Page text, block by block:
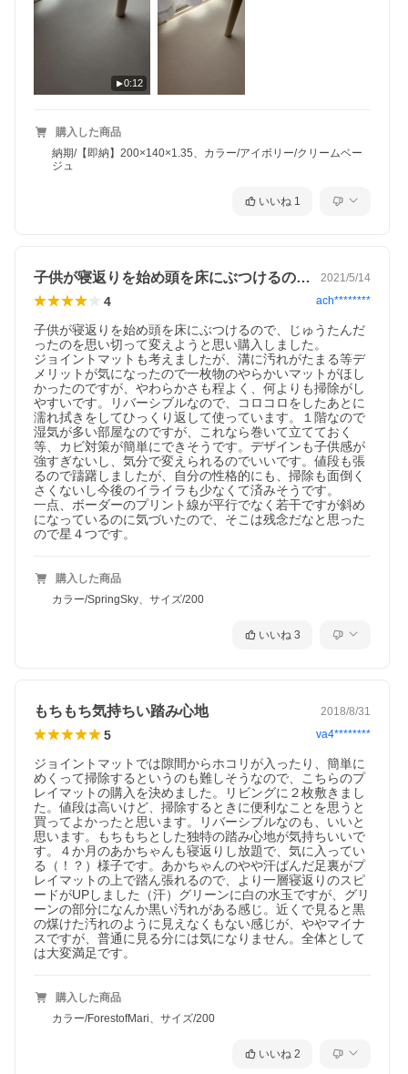
0:12
購入した商品
納期/【即納】200×140×1.35、カラー/アイボリー/クリームベー
ジュ
いいね 1
子供が寝返りを始め頭を床にぶつけるので… 2021/5/14
4 ach********
子供が寝返りを始め頭を床にぶつけるので、じゅうたんだ
ったのを思い切って変えようと思い購入しました。
ジョイントマットも考えましたが、溝に汚れがたまる等デ
メリットが気になったので一枚物のやらかいマットがほし
かったのですが、やわらかさも程よく、何よりも掃除がし
やすいです。リバーシブルなので、コロコロをしたあとに
濡れ拭きをしてひっくり返して使っています。１階なので
湿気が多い部屋なのですが、これなら巻いて立てておく
等、カビ対策が簡単にできそうです。デザインも子供感が
強すぎないし、気分で変えられるのでいいです。値段も張
るので躊躇しましたが、自分の性格的にも、掃除も面倒く
さくないし今後のイライラも少なくて済みそうです。
一点、ボーダーのプリント線が平行でなく若干ですが斜め
になっているのに気づいたので、そこは残念だなと思った
ので星４つです。
購入した商品
カラー/SpringSky、サイズ/200
いいね 3
もちもち気持ちい踏み心地 2018/8/31
5 va4********
ジョイントマットでは隙間からホコリが入ったり、簡単に
めくって掃除するというのも難しそうなので、こちらのプ
レイマットの購入を決めました。リビングに２枚敷きまし
た。値段は高いけど、掃除するときに便利なことを思うと
買ってよかったと思います。リバーシブルなのも、いいと
思います。もちもちとした独特の踏み心地が気持ちいいで
す。４か月のあかちゃんも寝返りし放題で、気に入ってい
る（！？）様子です。あかちゃんのやや汗ばんだ足裏がプ
レイマットの上で踏ん張れるので、より一層寝返りのスピ
ードがUPしました（汗）グリーンに白の水玉ですが、グリ
ーンの部分になんか黒い汚れがある感じ。近くで見ると黒
の煤けた汚れのように見えなくもない感じが、ややマイナ
スですが、普通に見る分には気になりません。全体として
は大変満足です。
購入した商品
カラー/ForestofMari、サイズ/200
いいね 2